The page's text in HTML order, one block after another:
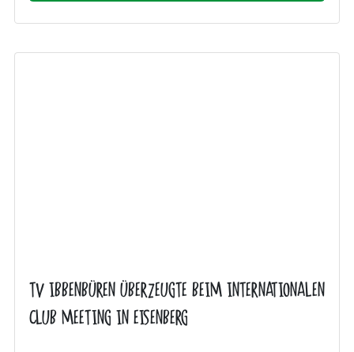
TV IBBENBÜREN ÜBERZEUGTE BEIM INTERNATIONALEN
CLUB MEETING IN EISENBERG